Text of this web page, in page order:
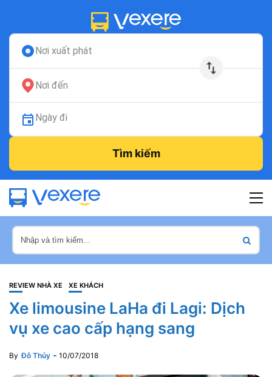
Nơi xuất phát
Nơi đến
Ngày đi
Tìm kiếm
REVIEW NHÀ XE XE KHÁCH
Xe limousine LaHa đi Lagi: Dịch
vụ xe cao cấp hạng sang
By Đỗ Thủy 10/07/2018